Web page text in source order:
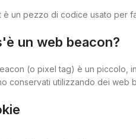
è un pezzo di codice usato per
un web beacon?
(o pixel tag) è un piccolo,
conservati utilizzando dei web